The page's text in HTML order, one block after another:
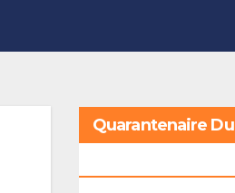
Quarantenaire Du